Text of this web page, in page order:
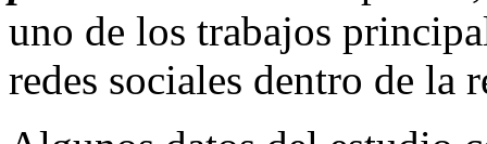
uno de los trabajos
redes sociales dentro de la